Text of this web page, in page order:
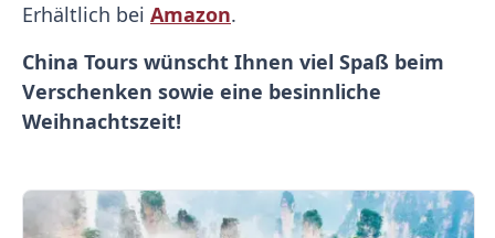
Erhältlich bei Amazon.
China Tours wünscht Ihnen viel Spaß beim
Verschenken sowie eine besinnliche
Weihnachtszeit!